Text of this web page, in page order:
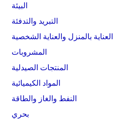
البيئة
التبريد والتدفئة
العناية بالمنزل والعناية الشخصية
المشروبات
المنتجات الصيدلية
المواد الكيميائية
النفط والغاز والطاقة
بحري